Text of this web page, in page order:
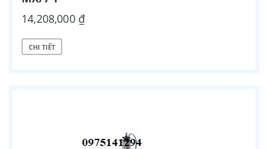
14,208,000 ₫
CHI TIẾT